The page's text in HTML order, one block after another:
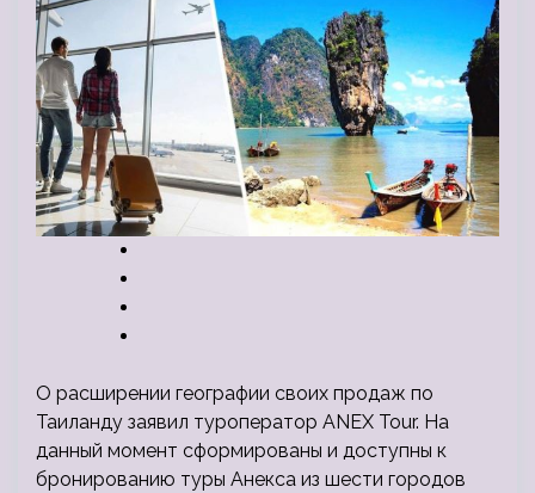
О расширении географии своих продаж по
Таиланду заявил туроператор ANEX Tour. На
данный момент сформированы и доступны к
бронированию туры Анекса из шести городов